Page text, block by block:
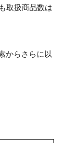
取扱商品数は
からさらに以